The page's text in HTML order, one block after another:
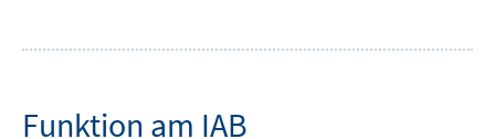
Funktion am IAB